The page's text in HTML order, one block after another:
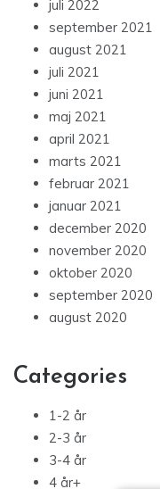
juli 2022
september 2021
august 2021
juli 2021
juni 2021
maj 2021
april 2021
marts 2021
februar 2021
januar 2021
december 2020
november 2020
oktober 2020
september 2020
august 2020
Categories
1-2 år
2-3 år
3-4 år
4 år+